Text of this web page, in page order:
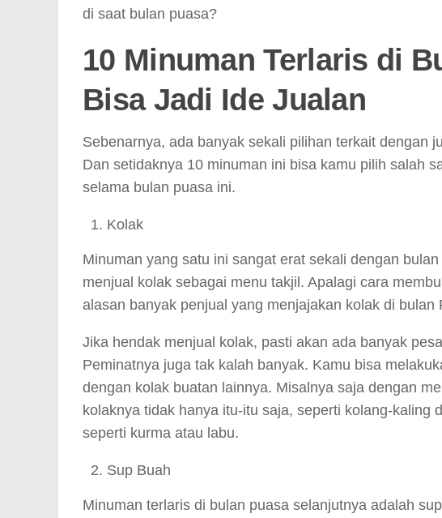
di saat bulan puasa?
10 Minuman Terlaris di
Bisa Jadi Ide Jualan
Sebenarnya, ada banyak sekali pilihan terkait dengan
Dan setidaknya 10 minuman ini bisa kamu pilih salah
selama bulan puasa ini.
Kolak
Minuman yang satu ini sangat erat sekali dengan
menjual kolak sebagai menu takjil. Apalagi cara
alasan banyak penjual yang menjajakan kolak di bulan
Jika hendak menjual kolak, pasti akan ada banyak
Peminatnya juga tak kalah banyak. Kamu bisa
dengan kolak buatan lainnya. Misalnya saja dengan
kolaknya tidak hanya itu-itu saja, seperti kolang-kaling
seperti kurma atau labu.
Sup Buah
Minuman terlaris di bulan puasa selanjutnya adalah